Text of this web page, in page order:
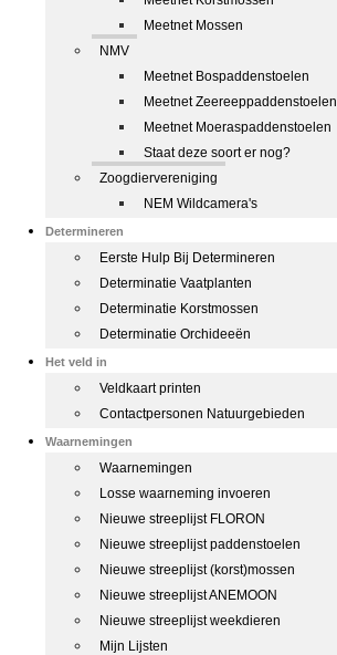
Meetnet Mossen
NMV
Meetnet Bospaddenstoelen
Meetnet Zeereeppaddenstoelen
Meetnet Moeraspaddenstoelen
Staat deze soort er nog?
Zoogdiervereniging
NEM Wildcamera's
Determineren
Eerste Hulp Bij Determineren
Determinatie Vaatplanten
Determinatie Korstmossen
Determinatie Orchideeën
Het veld in
Veldkaart printen
Contactpersonen Natuurgebieden
Waarnemingen
Waarnemingen
Losse waarneming invoeren
Nieuwe streeplijst FLORON
Nieuwe streeplijst paddenstoelen
Nieuwe streeplijst (korst)mossen
Nieuwe streeplijst ANEMOON
Nieuwe streeplijst weekdieren
Mijn Lijsten